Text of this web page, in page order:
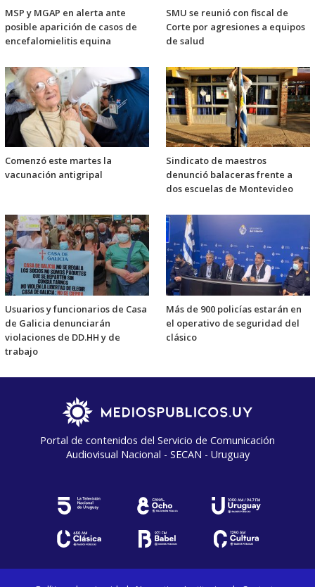
MSP y MGAP en alerta ante
posible aparición de casos de
encefalomielitis equina
SMU se reunió con fiscal de
Corte por agresiones a equipos
de salud
Comenzó este martes la
vacunación antigripal
Sindicato de maestros
denunció balaceras frente a
dos escuelas de Montevideo
Usuarios y funcionarios de Casa
de Galicia denunciarán
violaciones de DD.HH y de
trabajo
Más de 900 policías estarán en
el operativo de seguridad del
clásico
Portal de contenidos del Servicio de Comunicación
Audiovisual Nacional - SECAN - Uruguay